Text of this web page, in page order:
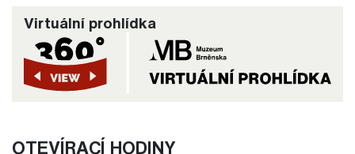
Virtuální prohlídka
OTEVÍRACÍ HODINY